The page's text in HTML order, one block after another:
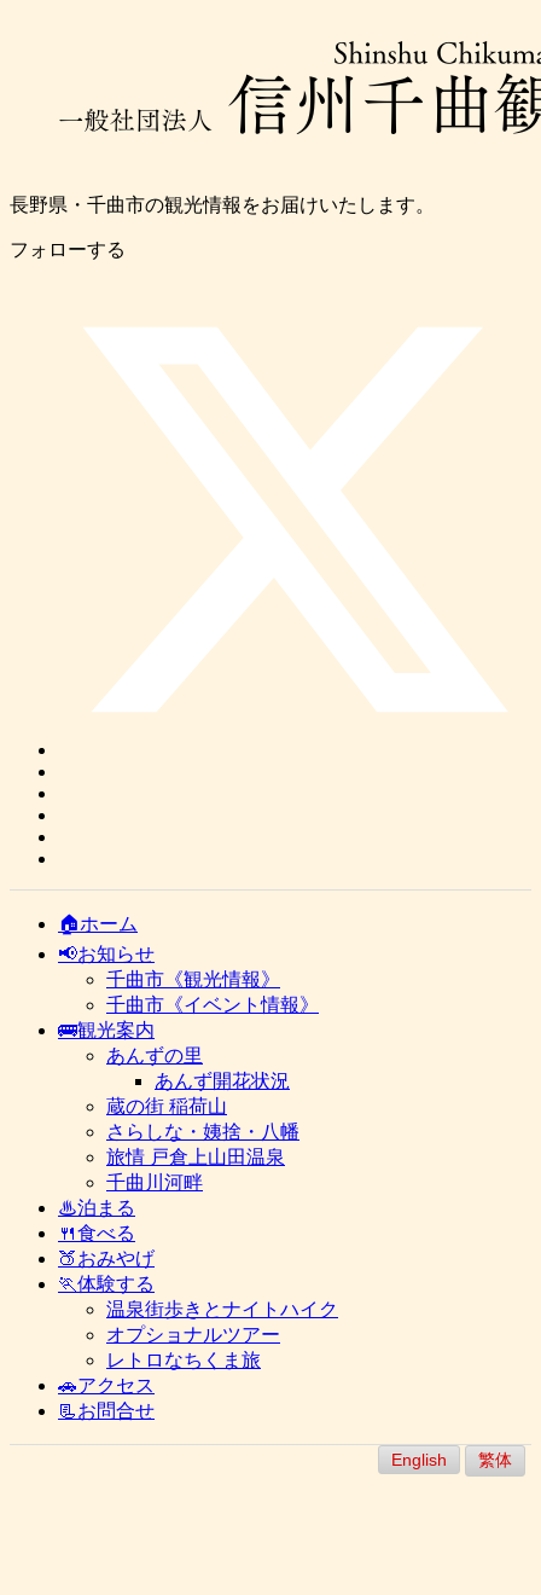
長野県・千曲市の観光情報をお届けいたします。
フォローする
🏠ホーム
📢お知らせ
千曲市《観光情報》
千曲市《イベント情報》
🚌観光案内
あんずの里
あんず開花状況
蔵の街 稲荷山
さらしな・姨捨・八幡
旅情 戸倉上山田温泉
千曲川河畔
♨泊まる
🍴食べる
🍑おみやげ
🏃体験する
温泉街歩きとナイトハイク
オプショナルツアー
レトロなちくま旅
🚗アクセス
📃お問合せ
English 繁体